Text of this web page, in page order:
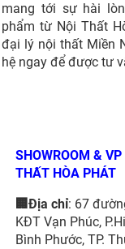
mang tới sự hài
phẩm từ Nội Thất
đại lý nội thất Miền
hệ ngay để được tư
SHOWROOM & VP
THẤT HÒA PHÁT
🏢Địa chỉ: 67
KĐT Vạn Phúc,
Bình Phước, TP.